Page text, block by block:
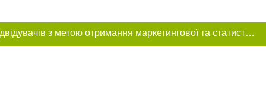
Цей сайт використовує «cookies». Також веб-сайт використовує інтернет-сервіс для збору технічних даних стосовно відвідувачів з метою отримання маркетингової та статистичної інформації. Умови обробки даних відвідувачів сайту див.